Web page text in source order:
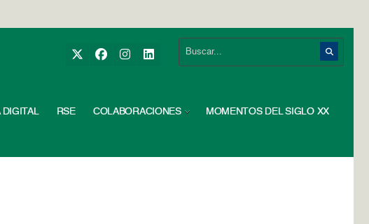
DIGITAL RSE COLABORACIONES MOMENTOS DEL SIGLO XX